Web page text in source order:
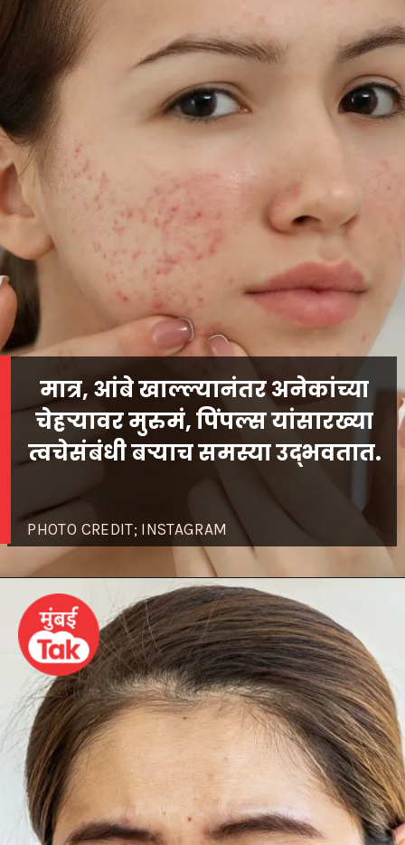
PHOTO CREDIT; INSTAGRAM
मात्र, आंबे खाल्ल्यानंतर अनेकांच्या
चेहऱ्यावर मुरुमं, पिंपल्स यांसारख्या